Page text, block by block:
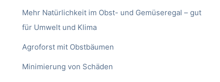
Mehr Natürlichkeit im Obst- und Gemüseregal – gut
für Umwelt und Klima
Agroforst mit Obstbäumen
Minimierung von Schäden